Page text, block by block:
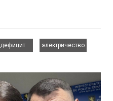
дефицит
электричество